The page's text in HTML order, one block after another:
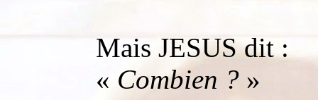
Mais JESUS dit :
« Combien ? »